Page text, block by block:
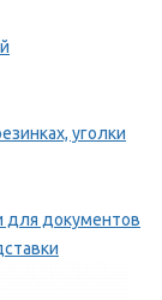
уголки
для документов